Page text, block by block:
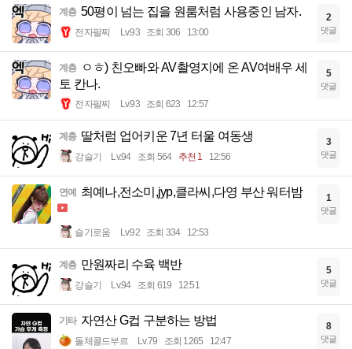
계층 50평이 넘는 집을 원룸처럼 사용중인 남자.
전자팔찌 Lv.93 조회 306 13:00
2
댓글
계층
ㅇㅎ) 친오빠와 AV촬영지에 온 AV여배우 세
토 칸나.
전자팔찌 Lv.93 조회 623 12:57
5
댓글
계층 딸처럼 업어키운 7년 터울 여동생
강슬기 Lv.94 조회 564 추천 1 12:56
3
댓글
연예 최예나,전소미,jyp,클라씨,다영 부산 워터밤
슬기로움 Lv.92 조회 334 12:53
1
댓글
계층 만원짜리 수육 백반
강슬기 Lv.94 조회 619 12:51
5
댓글
기타 자연산 G컵 구분하는 방법
돌체콜드부르 Lv.79 조회 1265 12:47
8
댓글